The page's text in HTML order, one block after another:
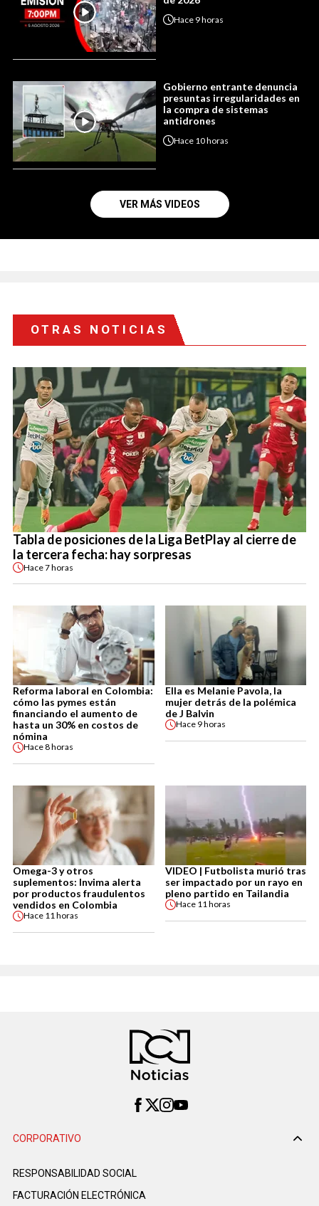
Hace 9 horas
Gobierno entrante denuncia
presuntas irregularidades en
la compra de sistemas
antidrones
Hace 10 horas
VER MÁS VIDEOS
OTRAS NOTICIAS
Tabla de posiciones de la Liga BetPlay al cierre de
la tercera fecha: hay sorpresas
Hace7 horas
Reforma laboral en Colombia:
cómo las pymes están
financiando el aumento de
hasta un 30% en costos de
nómina
Hace8 horas
Ella es Melanie Pavola, la
mujer detrás de la polémica
de J Balvin
Hace 9 horas
Omega-3 y otros
suplementos: Invima alerta
por productos fraudulentos
vendidos en Colombia
Hace 11 horas
VIDEO | Futbolista murió tras
ser impactado por un rayo en
pleno partido en Tailandia
Hace 11 horas
CORPORATIVO
RESPONSABILIDAD SOCIAL
FACTURACIÓN ELECTRÓNICA